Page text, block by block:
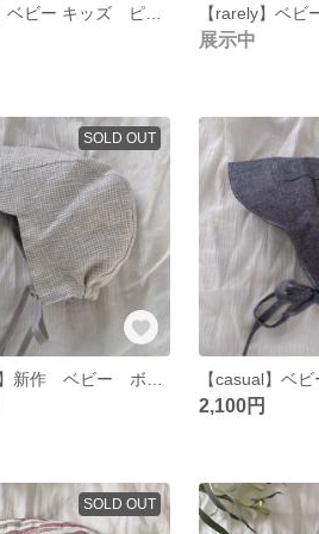
展示中
SOLD OUT
2,100円
SOLD OUT